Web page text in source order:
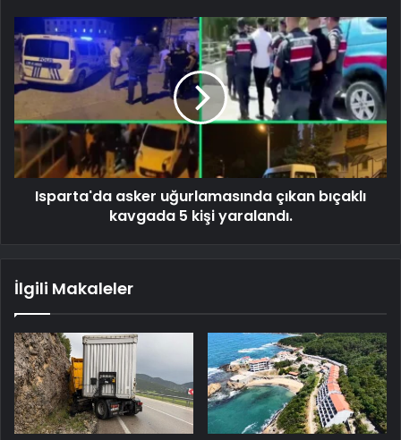
Isparta'da asker uğurlamasında çıkan bıçaklı
kavgada 5 kişi yaralandı.
İlgili Makaleler